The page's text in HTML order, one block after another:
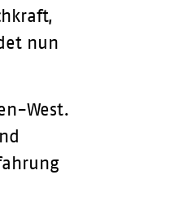
nun
West.